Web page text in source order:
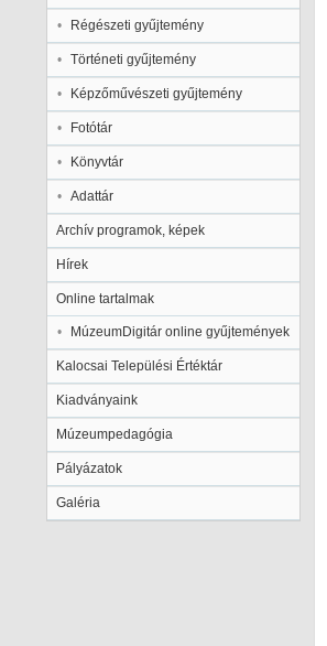
Régészeti gyűjtemény
Történeti gyűjtemény
Képzőművészeti gyűjtemény
Fotótár
Könyvtár
Adattár
Archív programok, képek
Hírek
Online tartalmak
MúzeumDigitár online gyűjtemények
Kalocsai Települési Értéktár
Kiadványaink
Múzeumpedagógia
Pályázatok
Galéria